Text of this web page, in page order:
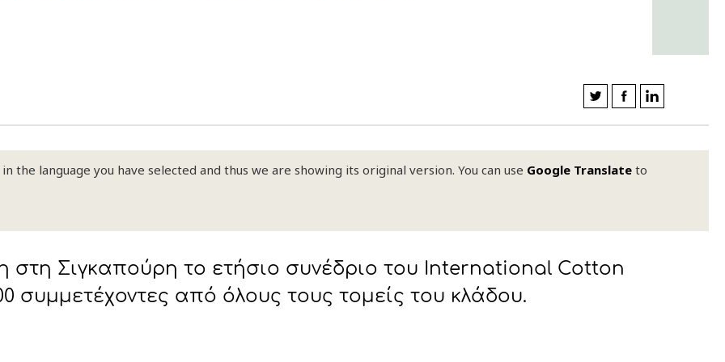
the language you have selected and thus we are showing its original version. You can use Google Translate to
στη Σιγκαπούρη το ετήσιο συνέδριο του International Cotton
συµµετέχοντες από όλους τους τοµείς του κλάδου.